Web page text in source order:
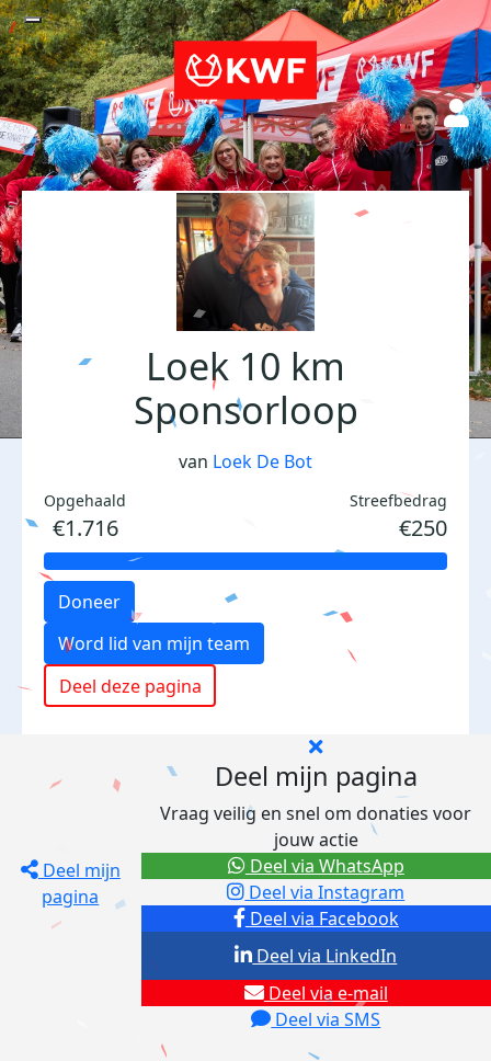
Loek 10 km
Sponsorloop
van Loek De Bot
Opgehaald
€1.716
Streefbedrag
€250
Doneer
Word lid van mijn team
Deel deze pagina
Deel mijn
pagina
Deel mijn pagina
Vraag veilig en snel om donaties voor
jouw actie
Deel via Facebook
Deel via Instagram
Deel via e-mail
Deel via SMS
Deel via LinkedIn
Deel via WhatsApp